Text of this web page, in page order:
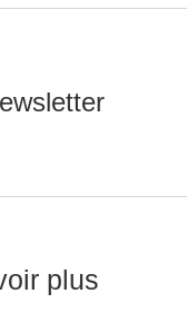
plus